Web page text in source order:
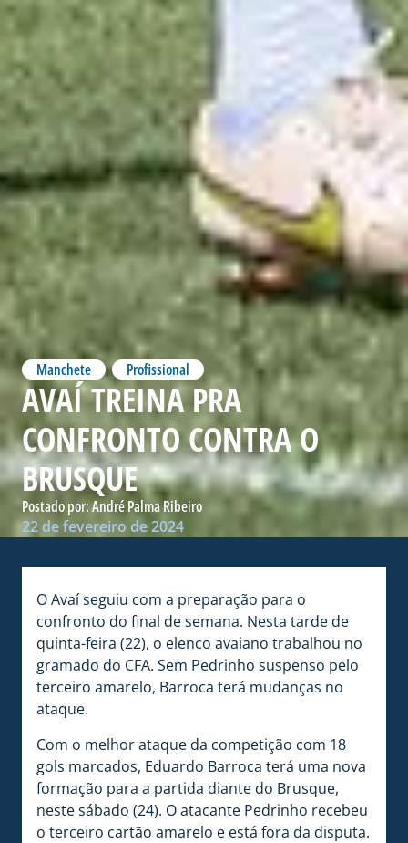
Manchete , Profissional
AVAÍ TREINA PRA
CONFRONTO CONTRA O
BRUSQUE
Postado por:André Palma Ribeiro
22 de fevereiro de 2024
O Avaí seguiu com a preparação para o
confronto do final de semana. Nesta tarde de
quinta-feira (22), o elenco avaiano trabalhou no
gramado do CFA. Sem Pedrinho suspenso pelo
terceiro amarelo, Barroca terá mudanças no
ataque.
Com o melhor ataque da competição com 18
gols marcados, Eduardo Barroca terá uma nova
formação para a partida diante do Brusque,
neste sábado (24). O atacante Pedrinho recebeu
o terceiro cartão amarelo e está fora da disputa.